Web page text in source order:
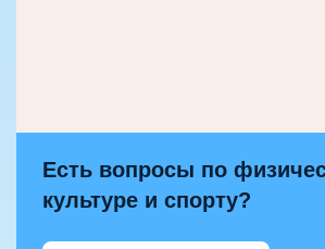
Есть вопросы по
культуре и спорту?